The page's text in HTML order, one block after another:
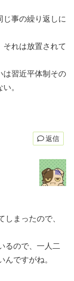
じ事の繰り返しに
れは放置されて
習近平体制その
。
返信
まったので、
るので、一人二
んですがね。